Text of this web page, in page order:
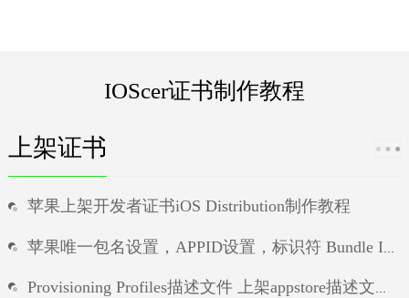
IOScer证书制作教程
上架证书
苹果上架开发者证书iOS Distribution制作教程
Provisioning Profiles描述文件 上架appstore描述文件制作教程